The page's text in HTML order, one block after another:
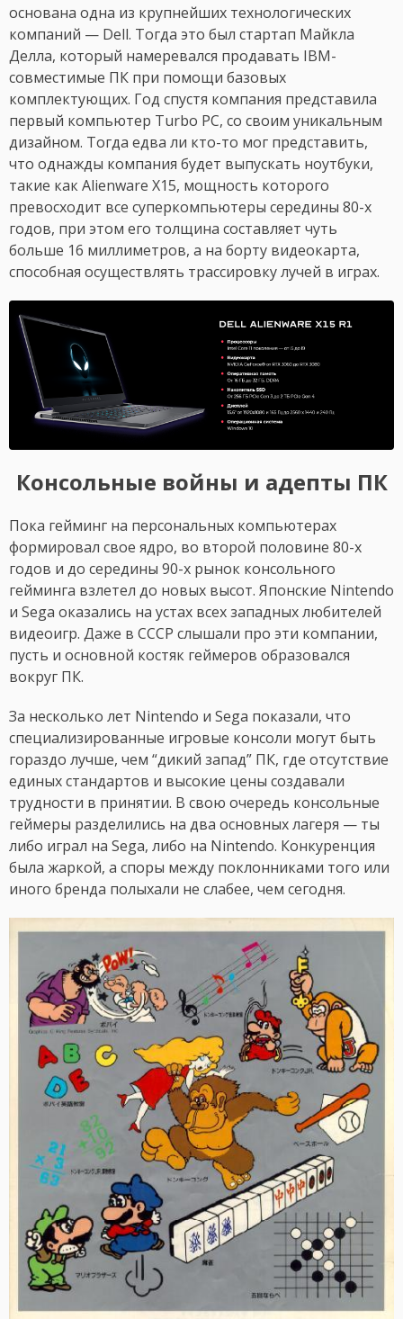
основана одна из крупнейших технологических
компаний — Dell. Тогда это был стартап Майкла
Делла, который намеревался продавать IBM-
совместимые ПК при помощи базовых
комплектующих. Год спустя компания представила
первый компьютер Turbo PC, со своим уникальным
дизайном. Тогда едва ли кто-то мог представить,
что однажды компания будет выпускать ноутбуки,
такие как Alienware X15, мощность которого
превосходит все суперкомпьютеры середины 80-х
годов, при этом его толщина составляет чуть
больше 16 миллиметров, а на борту видеокарта,
способная осуществлять трассировку лучей в играх.
Консольные войны и адепты ПК
Пока гейминг на персональных компьютерах
формировал свое ядро, во второй половине 80-х
годов и до середины 90-х рынок консольного
гейминга взлетел до новых высот. Японские Nintendo
и Sega оказались на устах всех западных любителей
видеоигр. Даже в СССР слышали про эти компании,
пусть и основной костяк геймеров образовался
вокруг ПК.
За несколько лет Nintendo и Sega показали, что
специализированные игровые консоли могут быть
гораздо лучше, чем “дикий запад” ПК, где отсутствие
единых стандартов и высокие цены создавали
трудности в принятии. В свою очередь консольные
геймеры разделились на два основных лагеря — ты
либо играл на Sega, либо на Nintendo. Конкуренция
была жаркой, а споры между поклонниками того или
иного бренда полыхали не слабее, чем сегодня.